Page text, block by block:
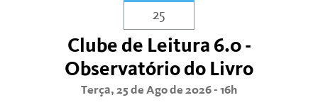
25
Clube de Leitura 6.0 -
Observatório do Livro
Terça, 25 de Ago de 2026 - 16h